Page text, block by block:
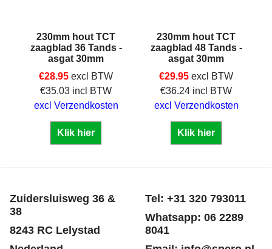
230mm hout TCT
zaagblad 36 Tands -
asgat 30mm
€28.95 excl BTW
€35.03 incl BTW
excl Verzendkosten
Klik hier
230mm hout TCT
zaagblad 48 Tands -
asgat 30mm
€29.95 excl BTW
€36.24 incl BTW
excl Verzendkosten
Klik hier
Zuidersluisweg 36 &
38
8243 RC Lelystad
Tel: +31 320 793011
Whatsapp: 06 2289
8041